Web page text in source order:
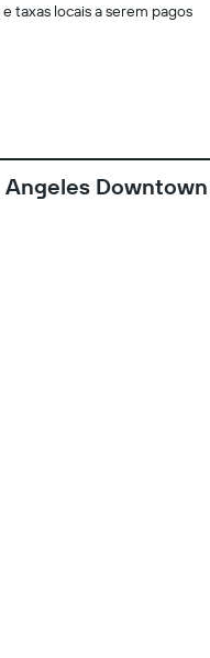
taxas locais a serem pagos
Downtown